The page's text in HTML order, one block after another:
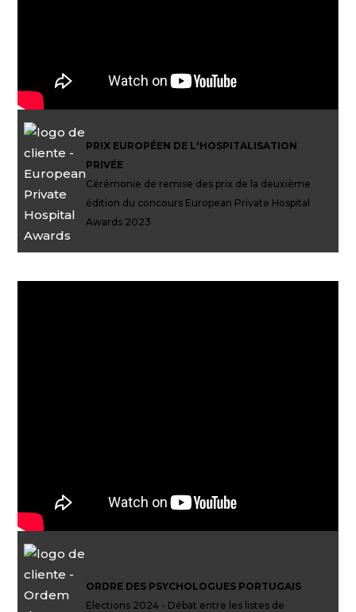
PRIX EUROPÉEN DE L'HOSPITALISATION
PRIVÉE
Cérémonie de remise des prix de la deuxième
édition du concours European Private Hospital
Awards 2023
ORDRE DES PSYCHOLOGUES PORTUGAIS
Elections 2024 - Débat entre les listes de